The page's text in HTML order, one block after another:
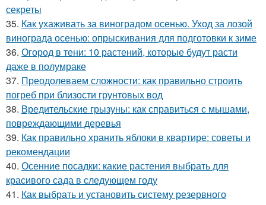
секреты
35. Как ухаживать за виноградом осенью. Уход за лозой
винограда осенью: опрыскивания для подготовки к зиме
36. Огород в тени: 10 растений, которые будут расти
даже в полумраке
37. Преодолеваем сложности: как правильно строить
погреб при близости грунтовых вод
38. Вредительские грызуны: как справиться с мышами,
повреждающими деревья
39. Как правильно хранить яблоки в квартире: советы и
рекомендации
40. Осенние посадки: какие растения выбрать для
красивого сада в следующем году
41. Как выбрать и установить систему резервного